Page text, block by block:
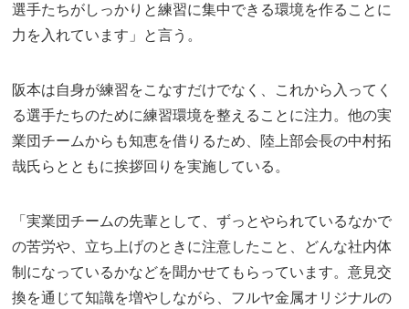
選手たちがしっかりと練習に集中できる環境を作ることに
力を入れています」と言う。
阪本は自身が練習をこなすだけでなく、これから入ってく
る選手たちのために練習環境を整えることに注力。他の実
業団チームからも知恵を借りるため、陸上部会長の中村拓
哉氏らとともに挨拶回りを実施している。
「実業団チームの先輩として、ずっとやられているなかで
の苦労や、立ち上げのときに注意したこと、どんな社内体
制になっているかなどを聞かせてもらっています。意見交
換を通じて知識を増やしながら、フルヤ金属オリジナルの